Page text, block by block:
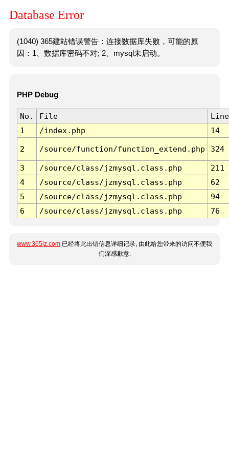
Database Error
(1040) 365建站错误警告：连接数据库失败，可能的原
因：1、数据库密码不对; 2、mysql未启动。
PHP Debug
No. File
Line
1
/index.php 14
2 /source/function/function_extend.php 324
3 /source/class/jzmysql.class.php
211
4
/source/class/jzmysql.class.php
62
5
/source/class/jzmysql.class.php
94
6
/source/class/jzmysql.class.php 76
www.365jz.com 已经将此出错信息详细记录, 由此给您带来的访问不便我
们深感歉意.